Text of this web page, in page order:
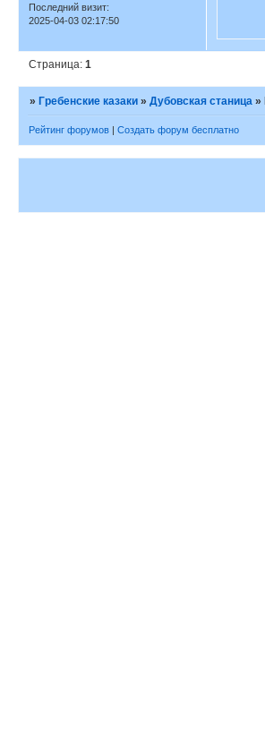
Последний визит:
2025-04-03 02:17:50
Страница:1
» Гребенские казаки »Дубовская станица »
Рейтинг форумов | Создать форум бесплатно